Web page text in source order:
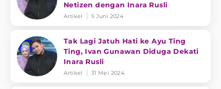
Netizen dengan Inara Rusli
Artikel 5 Juni 2024
Tak Lagi Jatuh Hati ke Ayu Ting
Ting, Ivan Gunawan Diduga Dekati
Inara Rusli
Artikel 31 Mei 2024